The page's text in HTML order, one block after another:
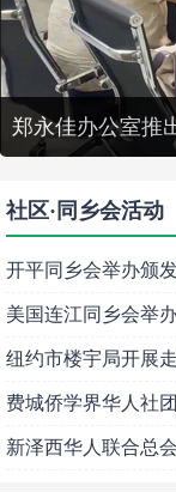
华人民代推动清
社区·同乡会活动
开平同乡会举办颁
美国连江同乡会举
纽约市楼宇局开展
费城侨学界华人社
新泽西华人联合总